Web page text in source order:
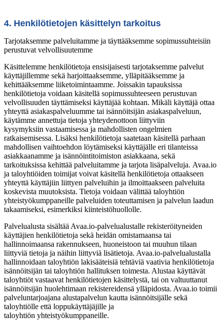
4. Henkilötietojen käsittelyn tarkoitus
Tarjotaksemme palveluitamme ja täyttääksemme sopimussuhteisiin
perustuvat velvollisuutemme
Käsittelemme henkilötietoja ensisijaisesti tarjotaksemme palvelut
käyttäjillemme sekä harjoittaaksemme, ylläpitääksemme ja
kehittääksemme liiketoimintaamme. Joissakin tapauksissa
henkilötietoja voidaan käsitellä sopimussuhteeseen perustuvan
velvollisuuden täyttämiseksi käyttäjää kohtaan. Mikäli käyttäjä ottaa
yhteyttä asiakaspalveluumme tai isännöitsijän asiakaspalveluun,
käytämme annettuja tietoja yhteydenottoon liittyviin
kysymyksiin vastaamisessa ja mahdollisten ongelmien
ratkaisemisessa. Lisäksi henkilötietoja saatetaan käsitellä parhaan
mahdollisen vaihtoehdon löytämiseksi käyttäjälle eri tilanteissa
asiakkaanamme ja isännöintitoimiston asiakkaana, sekä
tarkoituksissa kehittää palveluitamme ja tarjota lisäpalveluja. Avaa.io
ja taloyhtiöiden toimijat voivat käsitellä henkilötietoja ottaakseen
yhteyttä käyttäjiin liittyen palveluihin ja ilmoittaakseen palveluita
koskevista muutoksista. Tietoja voidaan välittää taloyhtiön
yhteistyökumppaneille palveluiden toteuttamisen ja palvelun laadun
takaamiseksi, esimerkiksi kiinteistöhuollolle.
Palvelualusta sisältää Avaa.io-palvelualustalle rekisteröityneiden
käyttäjien henkilötietoja sekä heidän omistamaansa tai
hallinnoimaansa rakennukseen, huoneistoon tai muuhun tilaan
liittyviä tietoja ja näihin liittyviä lisätietoja. Avaa.io-palvelualustalla
hallinnoidaan taloyhtiön lakisääteisiä tehtäviä vaativia henkilötietoja
isännöitsijän tai taloyhtiön hallituksen toimesta. Alustaa käyttävät
taloyhtiöt vastaavat henkilötietojen käsittelystä, tai on valtuuttanut
isännöitsijän huolehtimaan rekistereidensä ylläpidosta. Avaa.io toimii
palveluntarjoajana alustapalvelun kautta isännöitsijälle sekä
taloyhtiölle että loppukäyttäjäjille ja
taloyhtiön yhteistyökumppaneille.